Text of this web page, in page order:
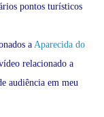
pontos turísticos
a Aparecida do
relacionado a
audiência em meu